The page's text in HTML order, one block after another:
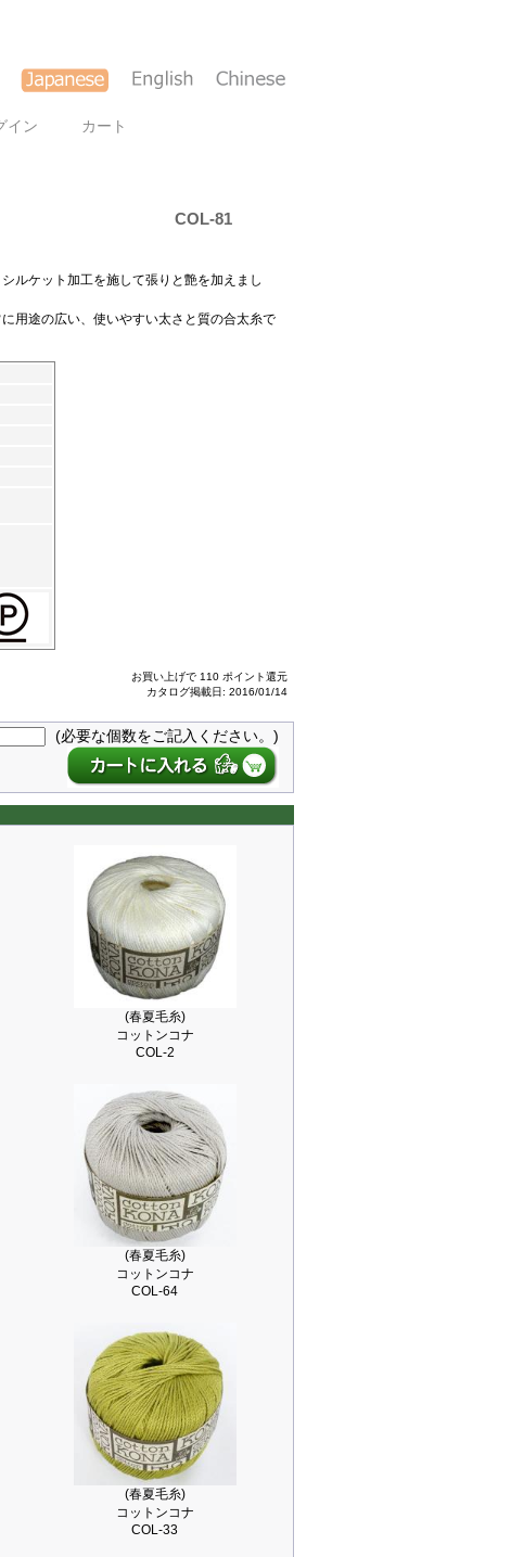
イン カート
COL-81
ルケット加工を施して張りと艶を加えまし
用途の広い、使いやすい太さと質の合太糸で
お買い上げで 110 ポイント還元
カタログ掲載日: 2016/01/14
(必要な個数をご記入ください。)
(春夏毛糸)
コットンコナ
COL-2
(春夏毛糸)
コットンコナ
COL-64
(春夏毛糸)
コットンコナ
COL-33